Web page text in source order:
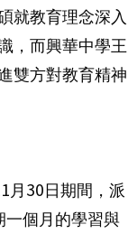
就教育理念深入
，而興華中學王
雙方對教育精神
月30日期間，派
個月的學習與